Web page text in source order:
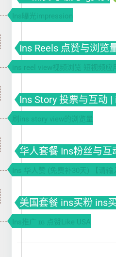
Ins曝光impression
Ins Reels 点赞与浏览
ins reel view视频浏览 短视频应
Ins Story 投票与互动
刷ins story view的浏览量
华人套餐 Ins粉丝与互
Ins 华人赞 (免费补30天) 【请输
美国套餐 ins买粉 ins
Ins推广 ɪɢ 点赞Like USA